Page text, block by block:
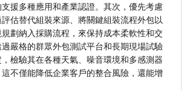
援多種應用和產業認證。其次，優先考慮
估替代組裝來源、將關鍵組裝流程外包以
劃納入採購流程，來保持成本柔軟性和交
嚴格的群眾外包測試平台和長期現場試驗
檢驗其在各種天氣、噪音環境和多感測器
不僅能降低企業客戶的整合風險，還能增